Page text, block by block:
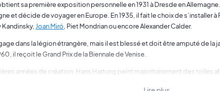
sa première exposition personnelle en 1931 à Dresde en
et décide de voyager en Europe. En 1935, il fait le choix de s’installer
Joan Miró, Piet Mondrian ou encore Alexander Calder.
dans la légion étrangère, mais il est blessé et doit être amputé de
il reçoit le Grand Prix de la Biennale de Venise.
années de création, Hans Hartung peint majoritairement des toiles